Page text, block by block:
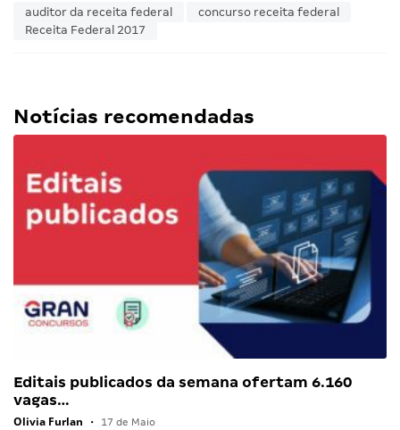
auditor da receita federal
concurso receita federal
Receita Federal 2017
Notícias recomendadas
Editais publicados da semana ofertam 6.160
vagas…
Olivia Furlan • 17 de Maio